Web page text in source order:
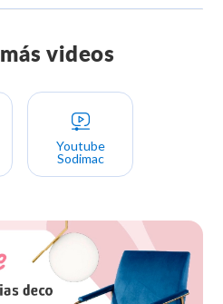
más videos
Youtube
Sodimac